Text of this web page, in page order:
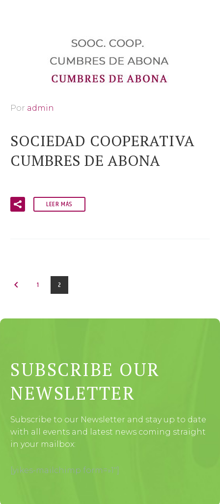
Por admin
SOCIEDAD COOPERATIVA
CUMBRES DE ABONA
LEER MÁS
1 2
SUBSCRIBE OUR
NEWSLETTER
Subscribe to our Newsletter and stay up to date
with all events and latest news coming straight
in your mailbox:
[yikes-mailchimp form=»1″]